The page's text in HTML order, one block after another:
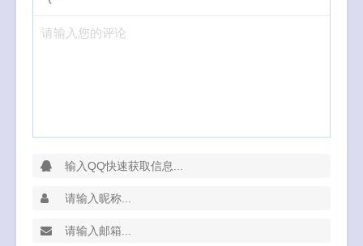
请输入您的评论